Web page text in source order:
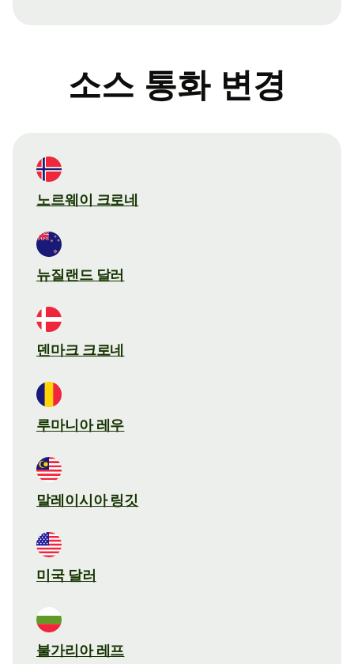
소스 통화 변경
노르웨이 크로네
뉴질랜드 달러
덴마크 크로네
루마니아 레우
말레이시아 링깃
미국 달러
불가리아 레프